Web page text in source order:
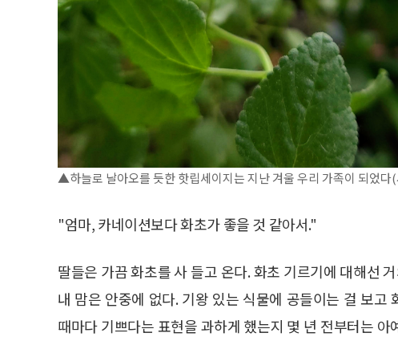
▲하늘로 날아오를 듯한 핫립세이지는 지난 겨울 우리 가족이 되었다
"엄마, 카네이션보다 화초가 좋을 것 같아서."
딸들은 가끔 화초를 사 들고 온다. 화초 기르기에 대해선
내 맘은 안중에 없다. 기왕 있는 식물에 공들이는 걸 보고
때마다 기쁘다는 표현을 과하게 했는지 몇 년 전부터는